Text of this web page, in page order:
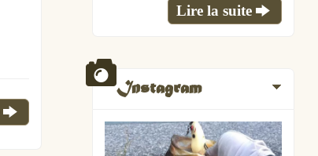
Lire la suite
Instagram